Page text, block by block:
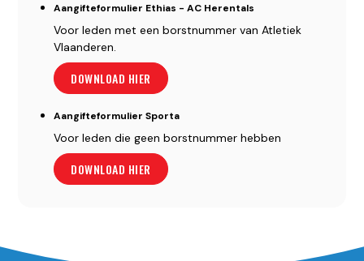
Aangifteformulier Ethias - AC Herentals
Voor leden met een borstnummer van Atletiek
Vlaanderen.
DOWNLOAD HIER
Aangifteformulier Sporta
Voor leden die geen borstnummer hebben
DOWNLOAD HIER